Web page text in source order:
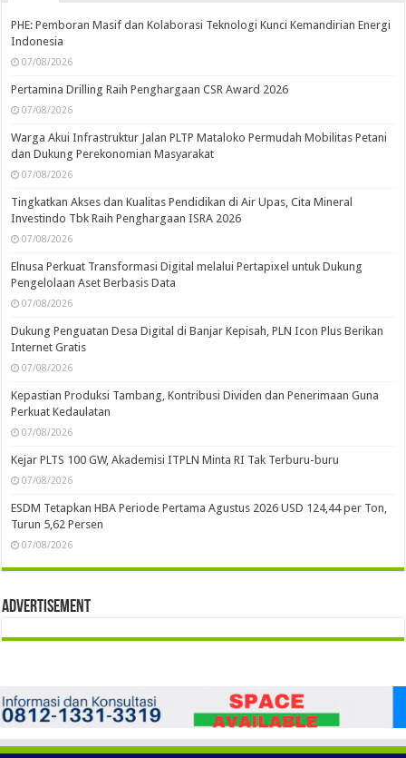
PHE: Pemboran Masif dan Kolaborasi Teknologi Kunci Kemandirian Energi
Indonesia
07/08/2026
Pertamina Drilling Raih Penghargaan CSR Award 2026
07/08/2026
Warga Akui Infrastruktur Jalan PLTP Mataloko Permudah Mobilitas Petani
dan Dukung Perekonomian Masyarakat
07/08/2026
Tingkatkan Akses dan Kualitas Pendidikan di Air Upas, Cita Mineral
Investindo Tbk Raih Penghargaan ISRA 2026
07/08/2026
Elnusa Perkuat Transformasi Digital melalui Pertapixel untuk Dukung
Pengelolaan Aset Berbasis Data
07/08/2026
Dukung Penguatan Desa Digital di Banjar Kepisah, PLN Icon Plus Berikan
Internet Gratis
07/08/2026
Kepastian Produksi Tambang, Kontribusi Dividen dan Penerimaan Guna
Perkuat Kedaulatan
07/08/2026
Kejar PLTS 100 GW, Akademisi ITPLN Minta RI Tak Terburu-buru
07/08/2026
ESDM Tetapkan HBA Periode Pertama Agustus 2026 USD 124,44 per Ton,
Turun 5,62 Persen
07/08/2026
Advertisement